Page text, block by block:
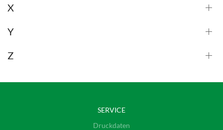
X
Y
Z
SERVICE
Druckdaten